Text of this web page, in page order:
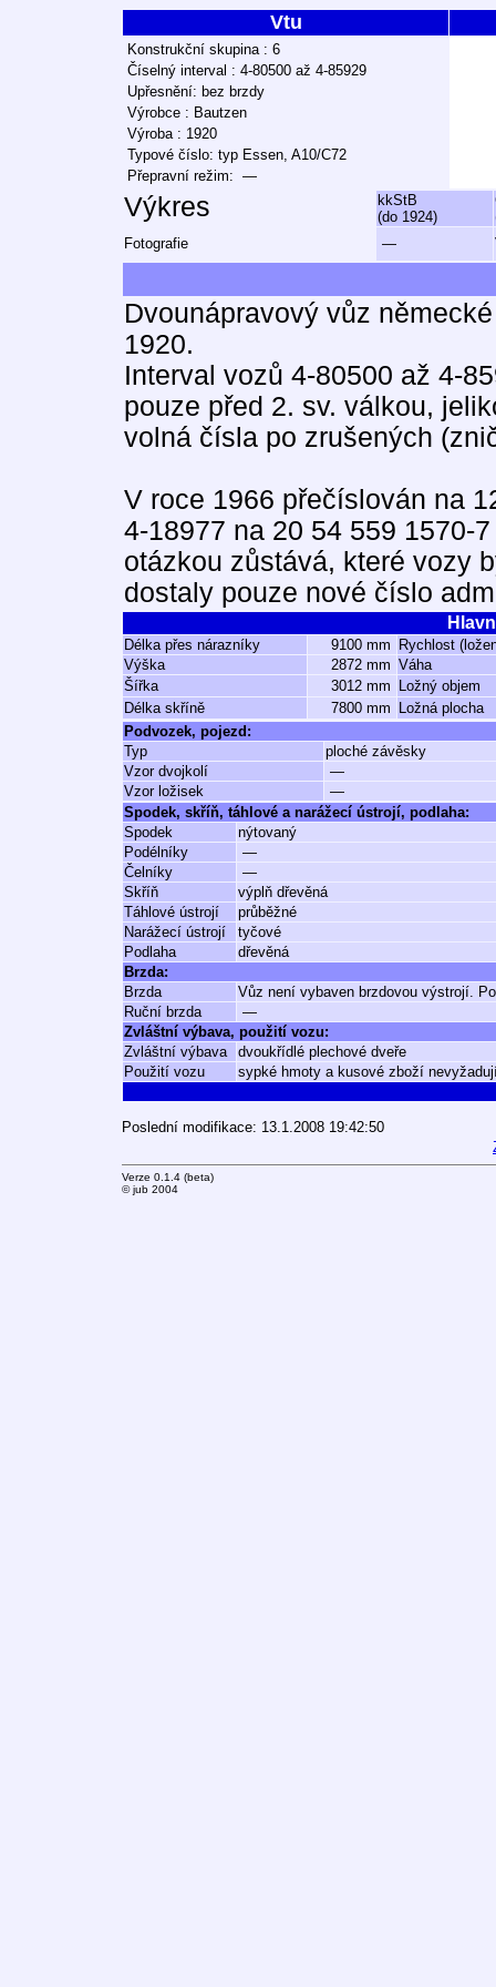
Vtu
Konstrukční skupina : 6
Číselný interval : 4-80500 až 4-85929
Upřesnění: bez brzdy
Výrobce : Bautzen
Výroba : 1920
Typové číslo: typ Essen, A10/C72
Přepravní režim: —
Výkres
kkStB
(do 1924)
Fotografie
—
Dvounápravový vůz
1920.
Interval vozů 4-80500 až 4-
pouze před 2. sv. válkou,
volná čísla po zrušených
V roce 1966 přečíslován na
4-18977 na 20 54 559 1570-7
otázkou zůstává, které vozy
dostaly pouze nové číslo
Délka přes nárazníky 9100 mm
Rychlost
Výška
2872 mm Váha
Šířka
3012 mm
Ložný objem
Délka skříně
7800 mm
Ložná plocha
Podvozek, pojezd:
Typ
ploché závěsky
Vzor dvojkolí
—
Vzor ložisek
—
Spodek, skříň, táhlové a narážecí ústrojí, podlaha:
Spodek
nýtovaný
Podélníky
—
Čelníky
—
Skříň
výplň dřevěná
Táhlové ústrojí
průběžné
Narážecí ústrojí
tyčové
Podlaha
dřevěná
Brzda:
Brzda
Vůz není vybaven brzdovou výstrojí.
Ruční brzda
—
Zvláštní výbava, použití vozu:
Zvláštní výbava
dvoukřídlé plechové dveře
Použití vozu
sypké hmoty a kusové zboží
Poslední modifikace: 13.1.2008 19:42:50
Verze 0.1.4 (beta)
© jub 2004